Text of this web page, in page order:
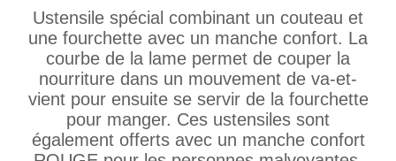
Ustensile spécial combinant un couteau et
une fourchette avec un manche confort. La
courbe de la lame permet de couper la
nourriture dans un mouvement de va-et-
vient pour ensuite se servir de la fourchette
pour manger. Ces ustensiles sont
également offerts avec un manche confort